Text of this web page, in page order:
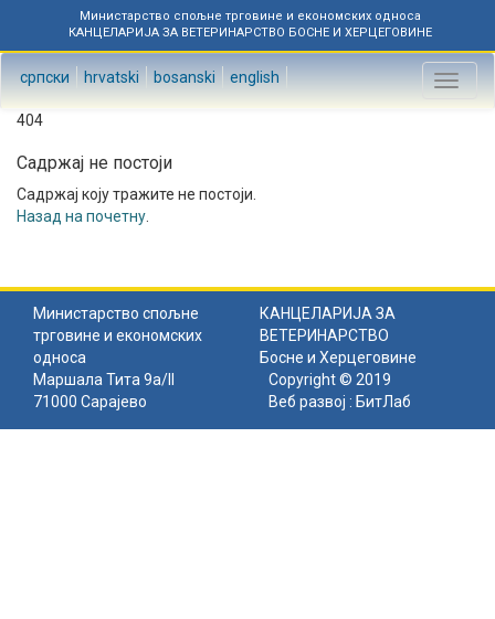
Министарство спољне трговине и економских односа
КАНЦЕЛАРИЈА ЗА ВЕТЕРИНАРСТВО БОСНЕ И ХЕРЦЕГОВИНЕ
српски hrvatski bosanski english
Toggle
404
Садржај не постоји
Садржај коју тражите не постоји.
Назад на почетну
Министарство спољне
трговине и економских
односа
КАНЦЕЛАРИЈА ЗА
ВЕТЕРИНАРСТВО
Босне и Херцеговине
Маршала Тита 9а/II
71000 Сарајево
Copyright © 2019
Веб развој : БитЛаб